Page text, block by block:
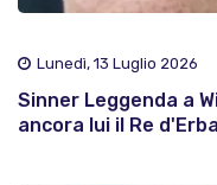
Lunedì, 13 Luglio 2026
Sinner Leggenda a
ancora lui il Re d'Erba